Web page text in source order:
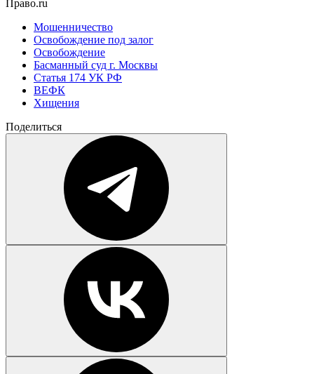
Право.ru
Мошенничество
Освобождение под залог
Освобождение
Басманный суд г. Москвы
Статья 174 УК РФ
ВЕФК
Хищения
Поделиться